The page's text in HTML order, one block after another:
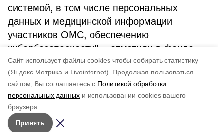
Cайт использует файлы cookies чтобы собирать статистику
(Яндекс.Метрика и Liveinternet).
Продолжая пользоваться
сайтом, Вы соглашаетесь с Политикой обработки
персональных данных и использовании cookies вашего
браузера.
Принять
системой, в том числе персональных
данных и медицинской информации
участников ОМС, обеспечению
кибербезопасности", - отметили в фонде.
ТАСС
по оценке
5